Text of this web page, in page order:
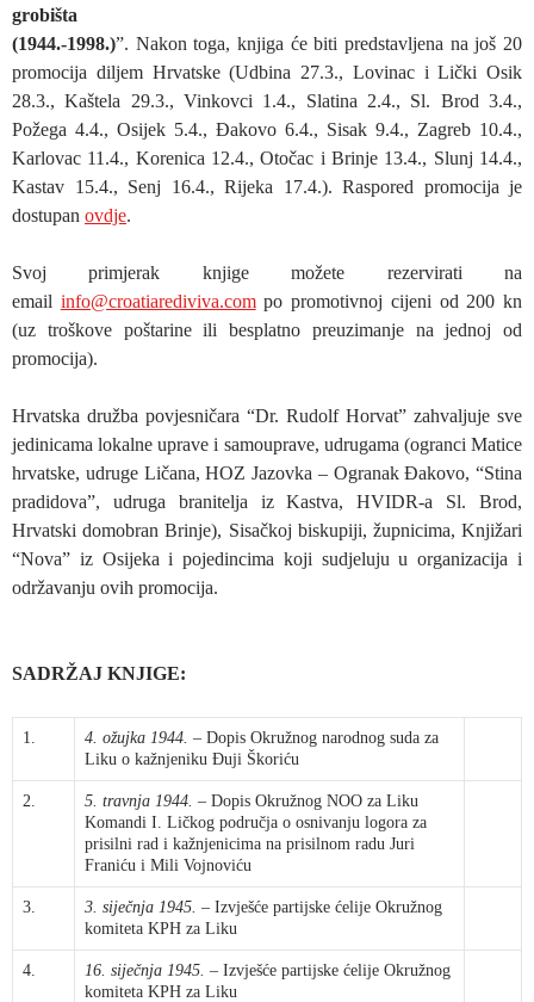
grobišta
(1944.-1998.)”. Nakon toga, knjiga će biti predstavljena na još 20
promocija diljem Hrvatske (Udbina 27.3., Lovinac i Lički Osik
28.3., Kaštela 29.3., Vinkovci 1.4., Slatina 2.4., Sl. Brod 3.4.,
Požega 4.4., Osijek 5.4., Đakovo 6.4., Sisak 9.4., Zagreb 10.4.,
Karlovac 11.4., Korenica 12.4., Otočac i Brinje 13.4., Slunj 14.4.,
Kastav 15.4., Senj 16.4., Rijeka 17.4.). Raspored promocija je
dostupan ovdje.
Svoj primjerak knjige možete rezervirati na
email info@croatiarediviva.compo promotivnoj cijeni od 200 kn
(uz troškove poštarine ili besplatno preuzimanje na jednoj od
promocija).
Hrvatska družba povjesničara “Dr. Rudolf Horvat” zahvaljuje sve
jedinicama lokalne uprave i samouprave, udrugama (ogranci Matice
hrvatske, udruge Ličana, HOZ Jazovka – Ogranak Đakovo, “Stina
pradidova”, udruga branitelja iz Kastva, HVIDR-a Sl. Brod,
Hrvatski domobran Brinje), Sisačkoj biskupiji, župnicima, Knjižari
“Nova” iz Osijeka i pojedincima koji sudjeluju u organizacija i
održavanju ovih promocija.
SADRŽAJ KNJIGE:
1. 4. ožujka 1944. – Dopis Okružnog narodnog suda za
Liku o kažnjeniku Đuji Škoriću
2. 5. travnja 1944. – Dopis Okružnog NOO za Liku
Komandi I. Ličkog područja o osnivanju logora za
prisilni rad i kažnjenicima na prisilnom radu Juri
Franiću i Mili Vojnoviću
3. 3. siječnja 1945. – Izvješće partijske ćelije Okružnog
komiteta KPH za Liku
4. 16. siječnja 1945. – Izvješće partijske ćelije Okružnog
komiteta KPH za Liku